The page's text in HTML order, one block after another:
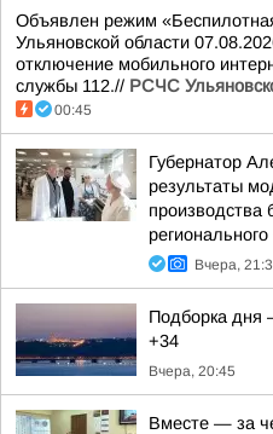
Объявлен режим
Ульяновской области
отключение мобильного
службы 112.// РСЧС
00:45
Губернатор
результаты
производства
Вчера,
Подборка дня
+34
Вчера, 20:45
Вместе — за